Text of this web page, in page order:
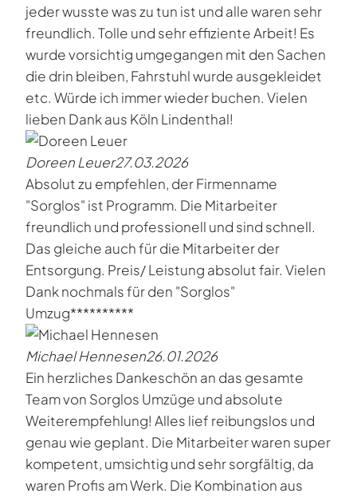
jeder wusste was zu tun ist und alle waren sehr
freundlich. Tolle und sehr effiziente Arbeit! Es
wurde vorsichtig umgegangen mit den Sachen
die drin bleiben, Fahrstuhl wurde ausgekleidet
etc. Würde ich immer wieder buchen. Vielen
lieben Dank aus Köln Lindenthal!
Doreen Leuer27.03.2026
Absolut zu empfehlen, der Firmenname
"Sorglos" ist Programm. Die Mitarbeiter
freundlich und professionell und sind schnell.
Das gleiche auch für die Mitarbeiter der
Entsorgung. Preis/ Leistung absolut fair. Vielen
Dank nochmals für den "Sorglos"
Umzug**********
Michael Hennesen26.01.2026
Ein herzliches Dankeschön an das gesamte
Team von Sorglos Umzüge und absolute
Weiterempfehlung! Alles lief reibungslos und
genau wie geplant. Die Mitarbeiter waren super
kompetent, umsichtig und sehr sorgfältig, da
waren Profis am Werk. Die Kombination aus